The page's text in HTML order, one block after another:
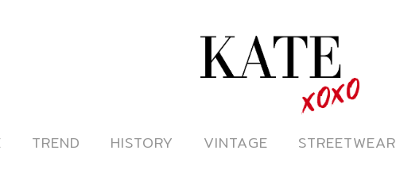
ดูหนังออนไลน์
TREND
TREND HISTORY
HISTORY VINTAGE
VINTAGE STREETWEAR
STREETWEAR